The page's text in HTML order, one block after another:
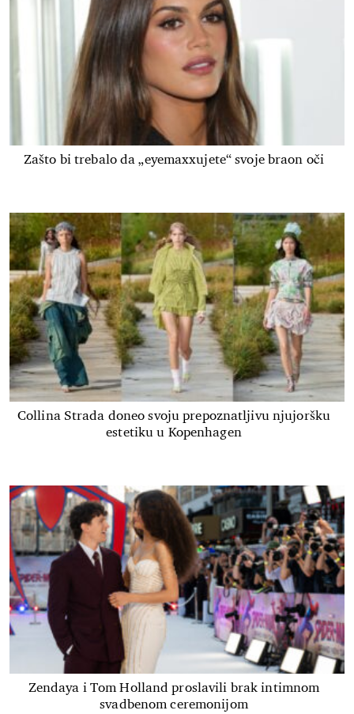
Zašto bi trebalo da „eyemaxxujete“ svoje braon oči
Collina Strada doneo svoju prepoznatljivu njujoršku
estetiku u Kopenhagen
Zendaya i Tom Holland proslavili brak intimnom
svadbenom ceremonijom